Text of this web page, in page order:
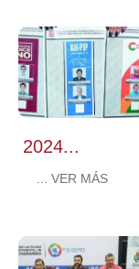
2024...
... VER MÁS